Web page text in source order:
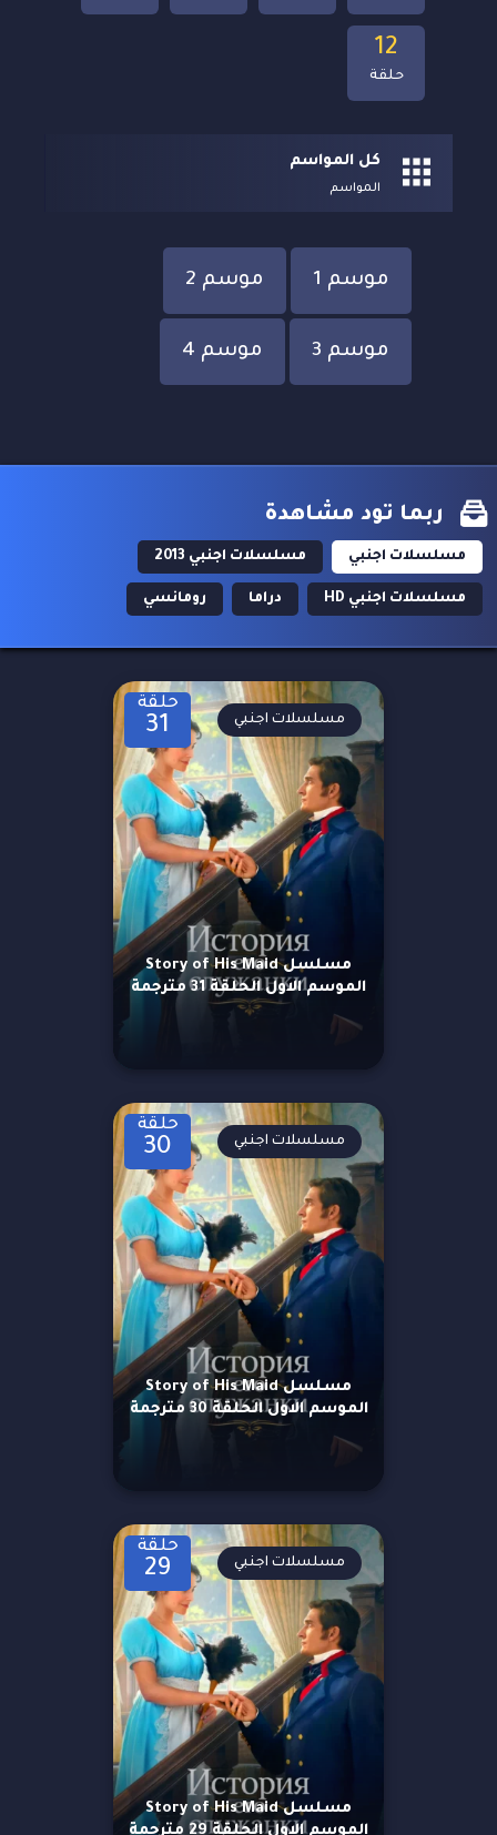
12
حلقة
كل المواسم
المواسم
موسم 1 موسم 2
موسم 3 موسم 4
ربما تود مشاهدة
مسلسلات اجنبي مسلسلات اجنبي 2013
مسلسلات اجنبي HD دراما رومانسي
حلقة
31
مسلسل Story of His Maid
الموسم الاول الحلقة 31 مترجمة
مسلسلات اجنبي
حلقة
30
مسلسل Story of His Maid
الموسم الاول الحلقة 30 مترجمة
مسلسلات اجنبي
حلقة
29
مسلسل Story of His Maid
الموسم الاول الحلقة 29 مترجمة
مسلسلات اجنبي